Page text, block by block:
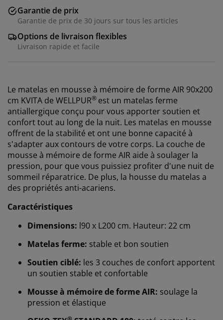
Garantie de prix
Garantie de prix de 30 jours sur tous les articles
Options de livraison flexibles
Livraison rapide et facile
Le matelas en mousse à mémoire de forme AIR 90x200
cm KVITA de WELLPUR® est un matelas ferme
antiallergique conçu pour vous apporter soutien et
confort tout au long de la nuit. Les matelas en mousse
offrent de la stabilité et ont une bonne capacité à
s'adapter aux contours de votre corps. La couche de
mousse à mémoire de forme AIR aide à soulager la
pression, pour que vous puissiez profiter d'une nuit de
sommeil réparatrice. De plus, la housse du matelas a
des propriétés anti-acariens.
Caractéristiques
Dimensions: l90 x L200 cm. Hauteur: 22 cm
Matelas ferme: stable et bon soutien
Soutien ciblé: les 3 couches de confort apportent
un soutien stable et confortable
Mousse à mémoire de forme AIR: soulage la
pression et élastique